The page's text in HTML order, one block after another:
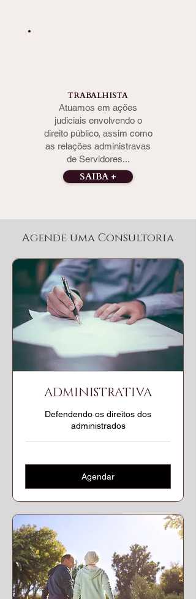
TRABALHISTA
Atuamos em ações
judiciais envolvendo o
direito público, assim como
as relações administravas
de Servidores...
SAIBA +
Agende uma Consultoria
ADMINISTRATIVA
Defendendo os direitos dos
administrados
Agendar